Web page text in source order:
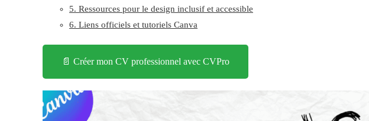
5. Ressources pour le design inclusif et accessible
6. Liens officiels et tutoriels Canva
📄 Créer mon CV professionnel avec CVPro